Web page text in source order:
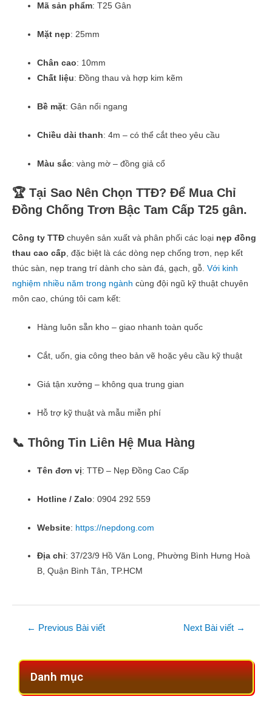
Danh mục
Mã sản phẩm: T25 Gân
Mặt nẹp: 25mm
Chân cao: 10mm
Chất liệu: Đồng thau và hợp kim kẽm
Bề mặt: Gân nổi ngang
Chiều dài thanh: 4m – có thể cắt theo yêu cầu
Màu sắc: vàng mờ – đồng giả cổ
🏆 Tại Sao Nên Chọn TTĐ? Để Mua Chỉ
Đồng Chống Trơn Bậc Tam Cấp T25 gân.
Công ty TTĐ chuyên sản xuất và phân phối các loại nẹp đồng
thau cao cấp, đặc biệt là các dòng nẹp chống trơn, nẹp kết
thúc sàn, nẹp trang trí dành cho sàn đá, gạch, gỗ. Với kinh
nghiệm nhiều năm trong ngành cùng đội ngũ kỹ thuật chuyên
môn cao, chúng tôi cam kết:
Hàng luôn sẵn kho – giao nhanh toàn quốc
Cắt, uốn, gia công theo bản vẽ hoặc yêu cầu kỹ thuật
Giá tận xưởng – không qua trung gian
Hỗ trợ kỹ thuật và mẫu miễn phí
📞 Thông Tin Liên Hệ Mua Hàng
Tên đơn vị: TTĐ – Nẹp Đồng Cao Cấp
Hotline / Zalo: 0904 292 559
Website: https://nepdong.com
Địa chỉ: 37/23/9 Hồ Văn Long, Phường Bình Hưng Hoà
B, Quận Bình Tân, TP.HCM
← Previous Bài viết Next Bài viết →